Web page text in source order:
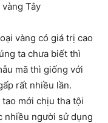
Tây
vàng có giá trị cao
ta chưa biết thì
mã thì giống với
rất nhiều lần.
mới chịu tha tội
nhiều người sử dụng